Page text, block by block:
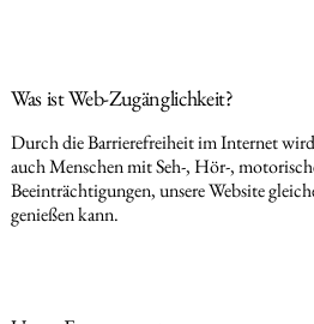
Was ist Web-Zugänglichkeit?
Durch die Barrierefreiheit im Internet wird
auch Menschen mit Seh-, Hör-,
Beeinträchtigungen, unsere Website
genießen kann.